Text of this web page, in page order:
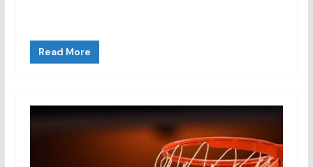
Read More